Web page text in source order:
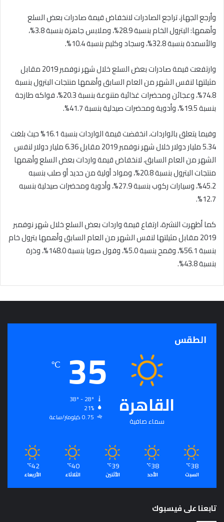
وأرجع الجهاز، تراجع الصادرات لانخفاض قيمة صادرات بعض السلع
وأهمها: البترول الخام بنسبة 28.9%، وملابس جاهزة بنسبة 3.8%،
والأسمدة بنسبة 32.8%، وسجاد وكليم بنسبة 10.4%.
وارتفعت قيمة صادرات بعض السلع خلال شهر نوفمبر 2019 مقابل
مثيلتها لنفس الشهر من العام السابق وأهمها منتجات البترول بنسبة
74.8%، وعجائن ومحضرات غذائية متنوعة بنسبة 20.3%، فواكه طازجة
بنسبة 19.5%، وأدوية ومحضرات صيدلية بنسبة 41.7%.
وفيما يتعلق بالواردات، انخفضت قيمة الواردات بنسبة 16.1% حيث بلغت
5.34 مليار دولار خلال شهر نوفمبر 2019 مقابل 6.36 مليار دولار لنفس
الشهر من العام السابق، لانخفاض قيمة واردات بعض السلع وأهمها
منتجات البترول بنسبة 20.8%، ومواد أولية من حديد أو صلب بنسبه
45.2%، وسيارات ركوب بنسبة 27.9%، وأدوية ومحضرات صيدلية بنسبه
12.7%.
كما أظهرت النشرة، ارتفاع قيمة واردات بعض السلع خلال شهر نوفمبر
2019 مقابل مثيلتها لنفس الشهر من العام السابق وأهمها بترول خام
بنسبة 56.1%، وقمح بنسبة 5.0%، وفول صويا بنسبة 148.0%، وذرة
بنسبة 43.8%.
الطقس
القاهرة
سماء صافية
35
℃
21%
0.75 كيلومتر/ساعة
38
℃
السبت
38
℃
الأحد
39
℃
الأثنين
40
℃
الثلاثاء
42
℃
الأربعاء
تابعنا على فيسبوك